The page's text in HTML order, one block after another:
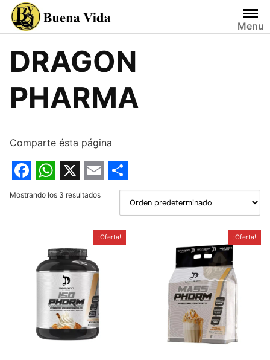
Saltar
contenido
Menu
DRAGON
PHARMA
Comparte ésta página
F W
s
p
p
X E
a
i
l
S
a
r
Mostrando los 3 resultados
¡Oferta! ¡Oferta!